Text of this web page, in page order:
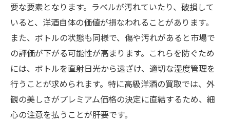
要な要素となります。ラベルが汚れていたり、破損して
いると、洋酒自体の価値が損なわれることがあります。
また、ボトルの状態も同様で、傷や汚れがあると市場で
の評価が下がる可能性が高まります。これらを防ぐため
には、ボトルを直射日光から遠ざけ、適切な湿度管理を
行うことが求められます。特に高級洋酒の買取では、外
観の美しさがプレミアム価格の決定に直結するため、細
心の注意を払うことが肝要です。